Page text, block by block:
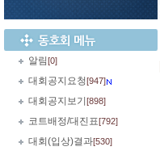
알림[0]
대회공지요청[947]
대회공지보기 [898]
코트배정/대진표[792]
대회(입상)결과[530]